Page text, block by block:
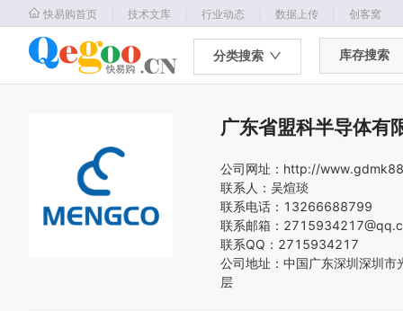
快易购首页 技术文库 行业动态 数据上传 创客窝
分类搜索 库存搜索
广东省盟科半导体有
公司网址： http://
联系人： 吴煊琰
联系电话： 13266688799
联系邮箱：
联系QQ： 2715934217
公司地址： 中国广东深圳深圳市
层